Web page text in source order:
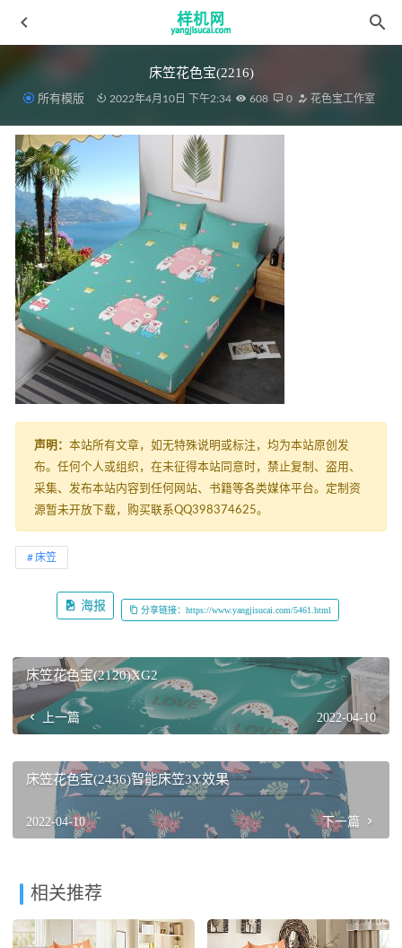
床笠花色宝(2216)
所有模版 2022年4月10日 下午2:34 608 0 花色宝工作室
声明： 本站所有文章，如无特殊说明或标注，均为本站原创发
布。任何个人或组织，在未征得本站同意时，禁止复制、盗用、
采集、发布本站内容到任何网站、书籍等各类媒体平台。定制资
源暂未开放下载，购买联系QQ398374625。
床笠
海报 分享链接：https://www.yangjisucai.com/5461.html
床笠花色宝(2120)XG2
上一篇 2022-04-10
床笠花色宝(2436)智能床笠3Y效果
2022-04-10 下一篇
相关推荐
绗缝被花色宝(2130)
2022-03-19
挂毯花色宝(2019)挂布挂毯智能效果4
2022-04-08
绗缝被aijiads.taobao (1607)-2_625
2022-03-19
蚊帐花色宝(2649)智能xg
2022-03-19
挂毯15491940643_637847312
2022-04-08